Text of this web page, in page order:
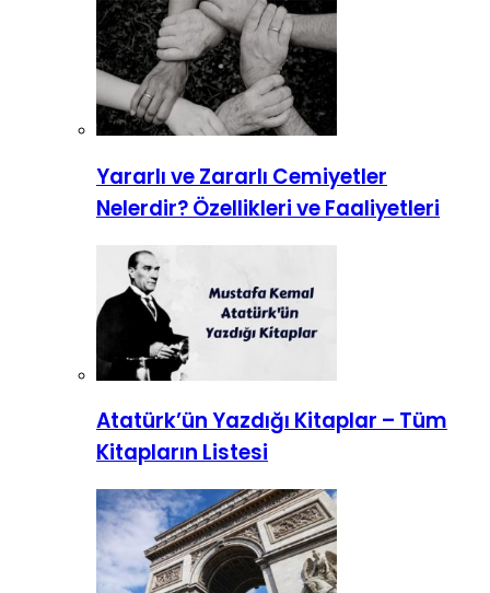
Yararlı ve Zararlı Cemiyetler
Nelerdir? Özellikleri ve Faaliyetleri
Atatürk’ün Yazdığı Kitaplar – Tüm
Kitapların Listesi